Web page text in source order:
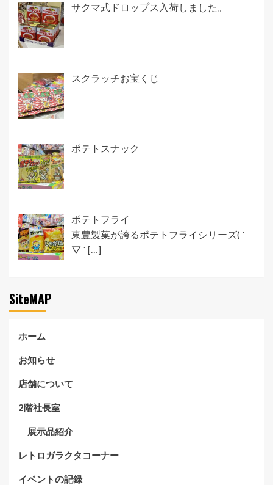
サクマ式ドロップス入荷しました。
スクラッチお宝くじ
ポテトスナック
ポテトフライ
東豊製菓が誇るポテトフライシリーズ( ´
▽ ` […]
SiteMAP
ホーム
お知らせ
店舗について
2階社長室
展示品紹介
レトロガラクタコーナー
イベントの記録